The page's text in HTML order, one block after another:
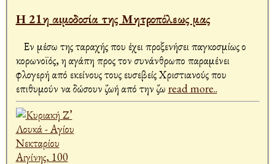
Η 21η αιμοδοσία της Μητροπόλεως μας
Εν μέσω της ταραχής που έχει προξενήσει παγκοσμίως ο
κορωνοϊός, η αγάπη προς τον συνάνθρωπο παραμένει
φλογερή από εκείνους τους ευσεβείς Χριστιανούς που
επιθυμούν να δώσουν ζωή από την ζω read more..